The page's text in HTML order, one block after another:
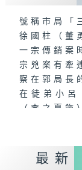
號稱市局「
徐國柱（董
一宗傳銷案
宗兇案有牽
察在郭局長
在徒弟小呂
（李之夏飾
同警隊破獲
會」的犯罪
「雲貿幣」
最新